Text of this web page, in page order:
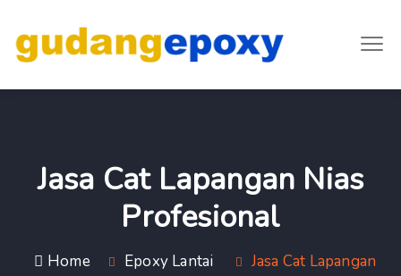
Jasa Cat Lapangan Nias
Profesional
Home Epoxy Lantai
Jasa Cat Lapangan